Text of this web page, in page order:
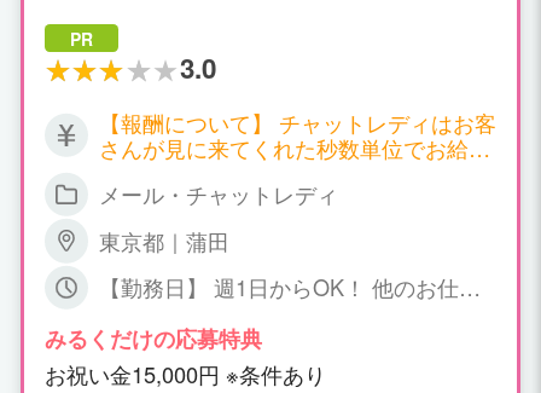
PR
3.0
【報酬について】 チャットレディはお客
さんが見に来てくれた秒数単位でお給料
に報酬も違ってくるのですが、以下一例
2,700円～7,200円 ▼ツーショットチャッ
ト 時給 2,700円～4,500円 ▼パーティ
ーチャット 時給 1,800円～（＊一人の
お客様と話する場合） 同時に会話するお
客様が増えれば増える程、時給ＵＰ！ 平
均で時給3,000円以上、5,000円以上の方
メール・チャットレディ
東京都｜蒲田
【勤務日】 週1日からOK！ 他のお仕事
深夜、短時間でもOK! ご相談下さい
みるくだけの応募特典
お祝い金15,000円 ※条件あり